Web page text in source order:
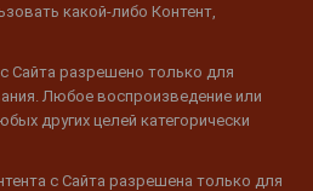
какой-либо Контент,
Сайта разрешено только для
Любое воспроизведение или
других целей категорически
с Сайта разрешена только для